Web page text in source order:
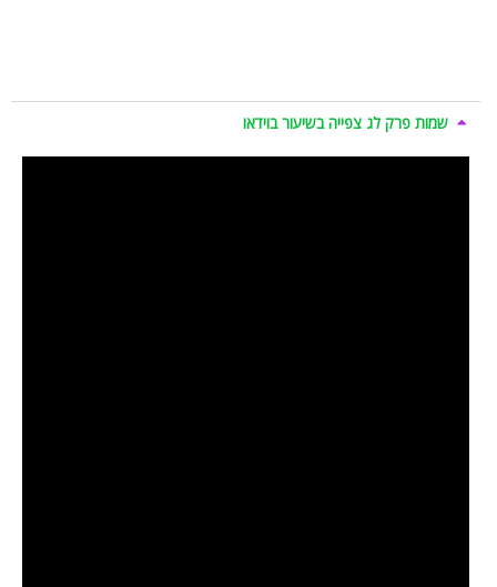
שמות פרק לג צפייה בשיעור בוידאו